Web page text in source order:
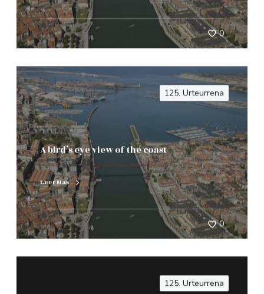
0
125. Urteurrena
A bird’s eye view of the coast
Leer Mas
0
125. Urteurrena